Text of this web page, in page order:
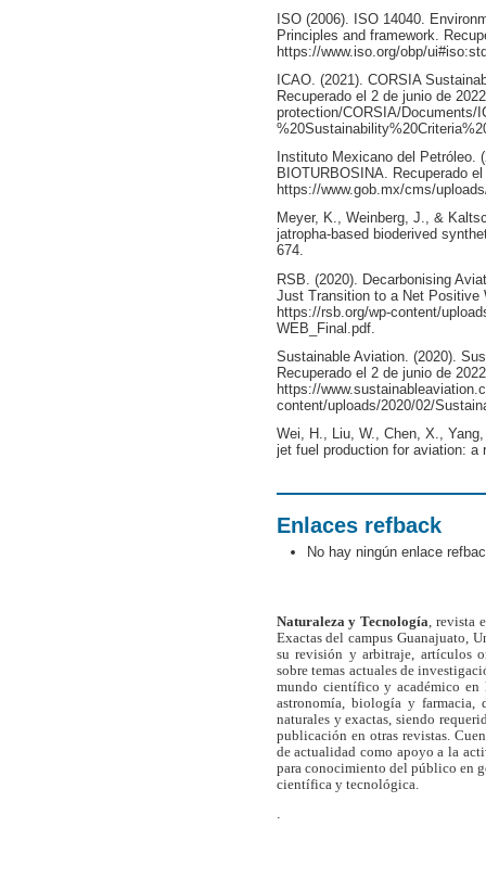
ISO (2006). ISO 14040.
Principles and framework.
https://www.iso.org/obp/
ICAO. (2021). CORSIA
Recuperado el 2 de junio de
protection/CORSIA/Documents/
Instituto Mexicano del Petróleo.
BIOTURBOSINA. Recuperado
https://www.gob.mx/cms/
Meyer, K., Weinberg, J., &
jatropha-based bioderived
674.
RSB. (2020). Decarbonising
Just Transition to a Net Positive
https://rsb.org/wp-content/
WEB_Final.pdf.
Sustainable Aviation. (2020).
Recuperado el 2 de junio de
https://
content/uploads/2020/02/
Wei, H., Liu, W., Chen, X.,
jet fuel production for aviation: a
Enlaces refback
No hay ningún enlace
Naturaleza y Tecnología, revista
Exactas del campus Guanajuato,
su revisión y arbitraje, artículos
sobre temas actuales de
mundo científico y académico en
astronomía, biología y farmacia,
naturales y exactas, siendo
publicación en otras revistas.
de actualidad como apoyo a la
para conocimiento del público en
científica y tecnológica.
.